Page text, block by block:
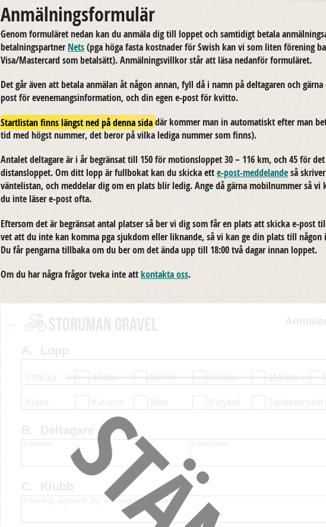
Anmälningsformulär
Genom for­mu­lä­ret nedan kan du an­mä­la dig till lop­pet och sam­ti­digt be­ta­la
be­tal­nings­part­nerNets(pga höga fasta kost­na­der för Swish kan vi som liten för­e­ning
Visa/Mas­ter­card som be­tal­sätt). An­mäl­nings­vill­kor står att läsa ne­dan­för for­mu­lä­ret.
Det går även att be­ta­la an­mä­lan åt någon annan, fyll då i namn på del­ta­ga­ren och gärna
post för eve­ne­mangs­in­for­ma­tion, och din egen e-​post för kvit­to.
Startlistan finns längst ned på denna sidadär kom­mer man in au­to­ma­tiskt efter man
tid med högst num­mer, det beror på vilka le­di­ga num­mer som finns).
An­ta­let del­ta­ga­re är i år be­grän­sat till 150 för mo­tions­lop­pet 30 – 116 km, och 45 för
di­stanslop­pet. Om ditt lopp är full­bo­kat kan du skic­ka ette-​post-meddelandeså
vän­te­lis­tan, och med­de­lar dig om en plats blir ledig. Ange då gärna mo­bil­num­mer så vi
du inte läser e-​post ofta.
Ef­tersom det är be­grän­sat antal plat­ser så ber vi dig som får en plats att skic­ka e-​post
vet att du inte kan komma pga sjuk­dom eller lik­nan­de, så vi kan ge din plats till någon
Du får peng­ar­na till­ba­ka om du ber om det ända upp till 18:00 två dagar innan lop­pet.
Om du har några frå­gor tveka inte attkon­tak­ta oss.
30km 50km 70km 116km
Förening, lagnamn, by, ort, land eller liknande